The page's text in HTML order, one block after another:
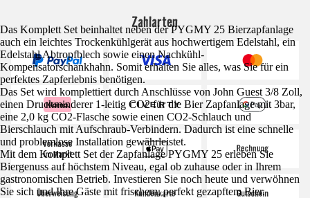
Das Komplett Set beinhaltet neben der PYGMY 25 Bierzapfanlage
auch ein leichtes Trockenkühlgerät aus hochwertigem Edelstahl, ein
Edelstahl Abtropfblech sowie einen Nachkühl-
Kompensatorschankhahn. Somit erhalten Sie alles, was Sie für ein
perfektes Zapferlebnis benötigen.
Das Set wird komplettiert durch Anschlüsse von John Guest 3/8 Zoll,
einen Druckminderer 1-leitig CO2 für die Bier Zapfanlage mit 3bar,
eine 2,0 kg CO2-Flasche sowie einen CO2-Schlauch und
Bierschlauch mit Aufschraub-Verbindern. Dadurch ist eine schnelle
und problemlose Installation gewährleistet.
Mit dem Komplett Set der Zapfanlage PYGMY 25 erleben Sie
Biergenuss auf höchstem Niveau, egal ob zuhause oder in Ihrem
gastronomischen Betrieb. Investieren Sie noch heute und verwöhnen
Sie sich und Ihre Gäste mit frischem, perfekt gezapftem Bier.
Zahlarten